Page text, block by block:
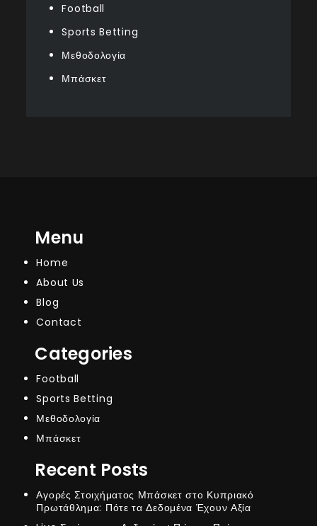
Football
Sports Betting
Μεθοδολογία
Μπάσκετ
Menu
Home
About Us
Blog
Contact
Categories
Football
Sports Betting
Μεθοδολογία
Μπάσκετ
Recent Posts
Αγορές Στοιχήματος Μπάσκετ στο Κυπριακό
Πρωτάθλημα: Πότε τα Δεδομένα Έχουν Αξία